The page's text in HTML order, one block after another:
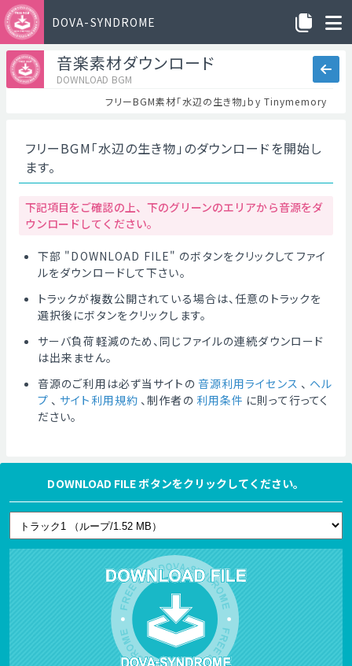
DOVA-SYNDROME
音楽素材ダウンロード
DOWNLOAD BGM
フリーBGM素材「水辺の生き物」by Tinymemory
フリーBGM「水辺の生き物」のダウンロードを開始し
ます。
下記項目をご確認の上、下のグリーンのエリアから音源をダ
ウンロードしてください。
下部 "DOWNLOAD FILE" のボタンをクリックしてファイ
ルをダウンロードして下さい。
トラックが複数公開されている場合は、任意のトラックを
選択後にボタンをクリックします。
サーバ負荷軽減のため、同じファイルの連続ダウンロード
は出来ません。
音源のご利用は必ず当サイトの 音源利用ライセンス 、 ヘル
プ 、 サイト利用規約 、制作者の 利用条件 に則って行ってく
ださい。
DOWNLOAD FILE ボタンをクリックしてください。